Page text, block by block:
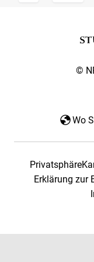
©
Wo
Privatsphäre
Erklärung zur